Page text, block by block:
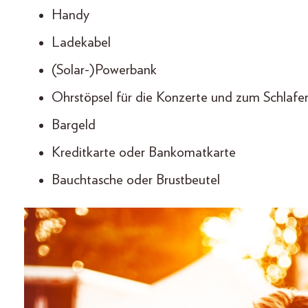
Handy
Ladekabel
(Solar-)Powerbank
Ohrstöpsel für die Konzerte und zum
Bargeld
Kreditkarte oder Bankomatkarte
Bauchtasche oder Brustbeutel